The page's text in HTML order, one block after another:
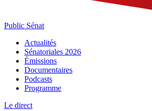
Public Sénat
Actualités
Sénatoriales 2026
Émissions
Documentaires
Podcasts
Programme
Le direct